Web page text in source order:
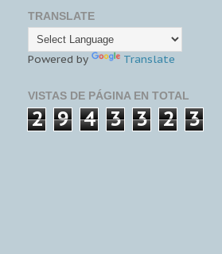
TRANSLATE
Powered by Translate
VISTAS DE PÁGINA EN TOTAL
2 9 4 3 3 2 3